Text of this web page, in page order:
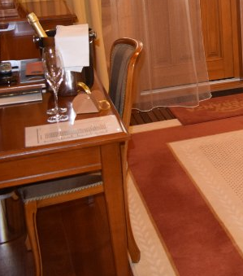
מדוע לנפוש איתנו?
נדאג לכל מה שצריך לחופשה
שלכם: טיסות, השכרת